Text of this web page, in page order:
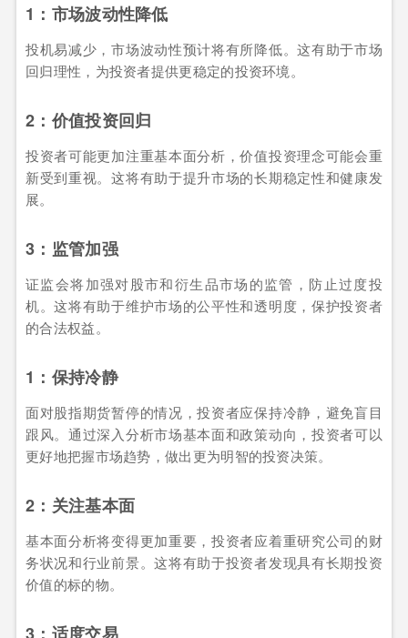
1：市场波动性降低
投机易减少，市场波动性预计将有所降低。这有助于市场
回归理性，为投资者提供更稳定的投资环境。
2：价值投资回归
投资者可能更加注重基本面分析，价值投资理念可能会重
新受到重视。这将有助于提升市场的长期稳定性和健康发
展。
3：监管加强
证监会将加强对股市和衍生品市场的监管，防止过度投
机。这将有助于维护市场的公平性和透明度，保护投资者
的合法权益。
1：保持冷静
面对股指期货暂停的情况，投资者应保持冷静，避免盲目
跟风。通过深入分析市场基本面和政策动向，投资者可以
更好地把握市场趋势，做出更为明智的投资决策。
2：关注基本面
基本面分析将变得更加重要，投资者应着重研究公司的财
务状况和行业前景。这将有助于投资者发现具有长期投资
价值的标的物。